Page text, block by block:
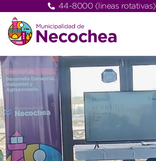
44-8000 (lineas rotativas)